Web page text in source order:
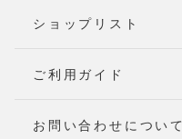
ショップリスト
ご利用ガイド
お問い合わせについて